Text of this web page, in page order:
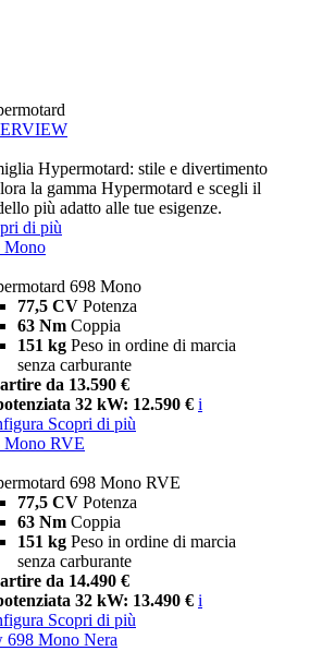
Hypermotard: stile e divertimento
la gamma Hypermotard e scegli il
più adatto alle tue esigenze.
di più
Mono
698 Mono
77,5 CV Potenza
63 Nm Coppia
151 kg Peso in ordine di marcia
senza carburante
da 13.590 €
32 kW: 12.590 € i
Scopri di più
Mono RVE
698 Mono RVE
77,5 CV Potenza
63 Nm Coppia
151 kg Peso in ordine di marcia
senza carburante
da 14.490 €
32 kW: 13.490 € i
Scopri di più
698 Mono Nera